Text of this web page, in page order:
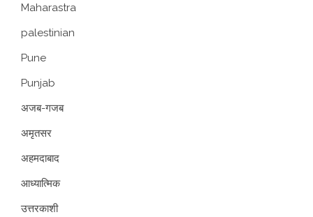
Maharastra
palestinian
Pune
Punjab
अजब-गजब
अमृतसर
अहमदाबाद
आध्यात्मिक
उत्तरकाशी